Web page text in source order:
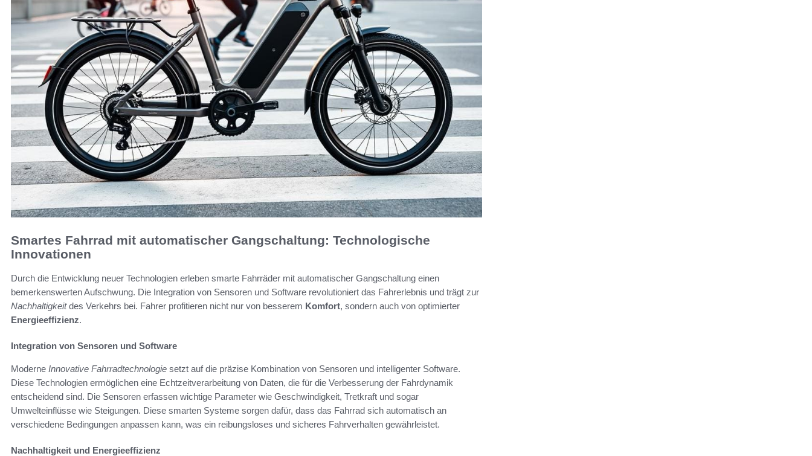
Smartes Fahrrad mit automatischer Gangschaltung: Technologische
Innovationen
Durch die Entwicklung neuer Technologien erleben smarte Fahrräder mit automatischer Gangschaltung einen
bemerkenswerten Aufschwung. Die Integration von Sensoren und Software revolutioniert das Fahrerlebnis und trägt zur
Nachhaltigkeitdes Verkehrs bei. Fahrer profitieren nicht nur von besserem Komfort, sondern auch von optimierter
Energieeffizienz.
Integration von Sensoren und Software
Moderne Innovative Fahrradtechnologie setzt auf die präzise Kombination von Sensoren und intelligenter Software.
Diese Technologien ermöglichen eine Echtzeitverarbeitung von Daten, die für die Verbesserung der Fahrdynamik
entscheidend sind. Die Sensoren erfassen wichtige Parameter wie Geschwindigkeit, Tretkraft und sogar
Umwelteinflüsse wie Steigungen. Diese smarten Systeme sorgen dafür, dass das Fahrrad sich automatisch an
verschiedene Bedingungen anpassen kann, was ein reibungsloses und sicheres Fahrverhalten gewährleistet.
Nachhaltigkeit und Energieeffizienz